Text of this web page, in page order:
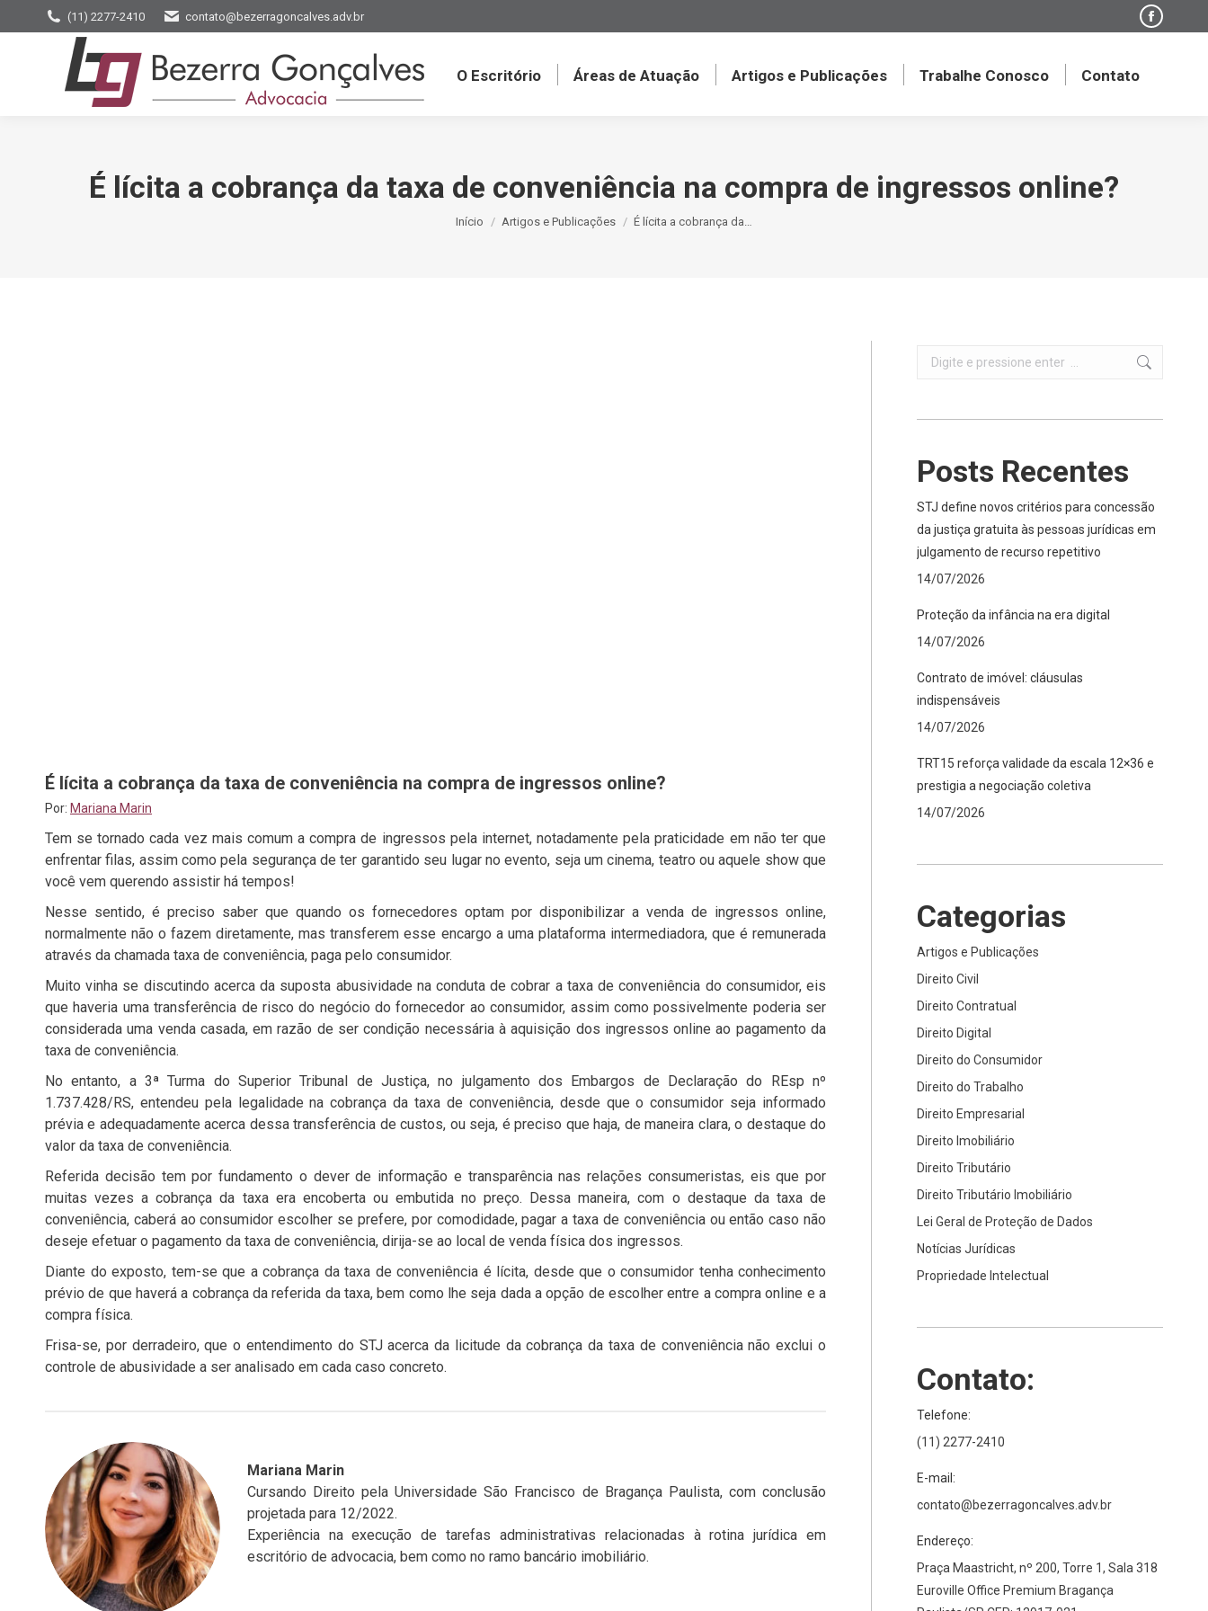
(11) 2277-2410 contato@bezerragoncalves.adv.br
O Escritório Áreas de Atuação Artigos e Publicações Trabalhe Conosco Contato
É lícita a cobrança da taxa de conveniência na compra de ingressos online?
Você está aqui:
Início Artigos e Publicações É lícita a cobrança da…
É lícita a cobrança da taxa de conveniência na compra de ingressos online?
Por: Mariana Marin
Tem se tornado cada vez mais comum a compra de ingressos pela internet, notadamente pela praticidade em não ter que
enfrentar filas, assim como pela segurança de ter garantido seu lugar no evento, seja um cinema, teatro ou aquele show que
você vem querendo assistir há tempos!
Nesse sentido, é preciso saber que quando os fornecedores optam por disponibilizar a venda de ingressos online,
normalmente não o fazem diretamente, mas transferem esse encargo a uma plataforma intermediadora, que é remunerada
através da chamada taxa de conveniência, paga pelo consumidor.
Muito vinha se discutindo acerca da suposta abusividade na conduta de cobrar a taxa de conveniência do consumidor, eis
que haveria uma transferência de risco do negócio do fornecedor ao consumidor, assim como possivelmente poderia ser
considerada uma venda casada, em razão de ser condição necessária à aquisição dos ingressos online ao pagamento da
taxa de conveniência.
No entanto, a 3ª Turma do Superior Tribunal de Justiça, no julgamento dos Embargos de Declaração do REsp nº
1.737.428/RS, entendeu pela legalidade na cobrança da taxa de conveniência, desde que o consumidor seja informado
prévia e adequadamente acerca dessa transferência de custos, ou seja, é preciso que haja, de maneira clara, o destaque do
valor da taxa de conveniência.
Referida decisão tem por fundamento o dever de informação e transparência nas relações consumeristas, eis que por
muitas vezes a cobrança da taxa era encoberta ou embutida no preço. Dessa maneira, com o destaque da taxa de
conveniência, caberá ao consumidor escolher se prefere, por comodidade, pagar a taxa de conveniência ou então caso não
deseje efetuar o pagamento da taxa de conveniência, dirija-se ao local de venda física dos ingressos.
Diante do exposto, tem-se que a cobrança da taxa de conveniência é lícita, desde que o consumidor tenha conhecimento
prévio de que haverá a cobrança da referida da taxa, bem como lhe seja dada a opção de escolher entre a compra online e a
compra física.
Frisa-se, por derradeiro, que o entendimento do STJ acerca da licitude da cobrança da taxa de conveniência não exclui o
controle de abusividade a ser analisado em cada caso concreto.
Mariana Marin
Cursando Direito pela Universidade São Francisco de Bragança Paulista, com conclusão
projetada para 12/2022.
Experiência na execução de tarefas administrativas relacionadas à rotina jurídica em
escritório de advocacia, bem como no ramo bancário imobiliário.
Search:
Posts Recentes
STJ define novos critérios para concessão
da justiça gratuita às pessoas jurídicas em
julgamento de recurso repetitivo
14/07/2026
Proteção da infância na era digital
14/07/2026
Contrato de imóvel: cláusulas
indispensáveis
14/07/2026
TRT15 reforça validade da escala 12×36 e
prestigia a negociação coletiva
14/07/2026
Categorias
Artigos e Publicações
Direito Civil
Direito Contratual
Direito Digital
Direito do Consumidor
Direito do Trabalho
Direito Empresarial
Direito Imobiliário
Direito Tributário
Direito Tributário Imobiliário
Lei Geral de Proteção de Dados
Notícias Jurídicas
Propriedade Intelectual
Contato:
Telefone:
(11) 2277-2410
E-mail:
contato@bezerragoncalves.adv.br
Endereço:
Praça Maastricht, nº 200, Torre 1, Sala 318
Euroville Office Premium Bragança